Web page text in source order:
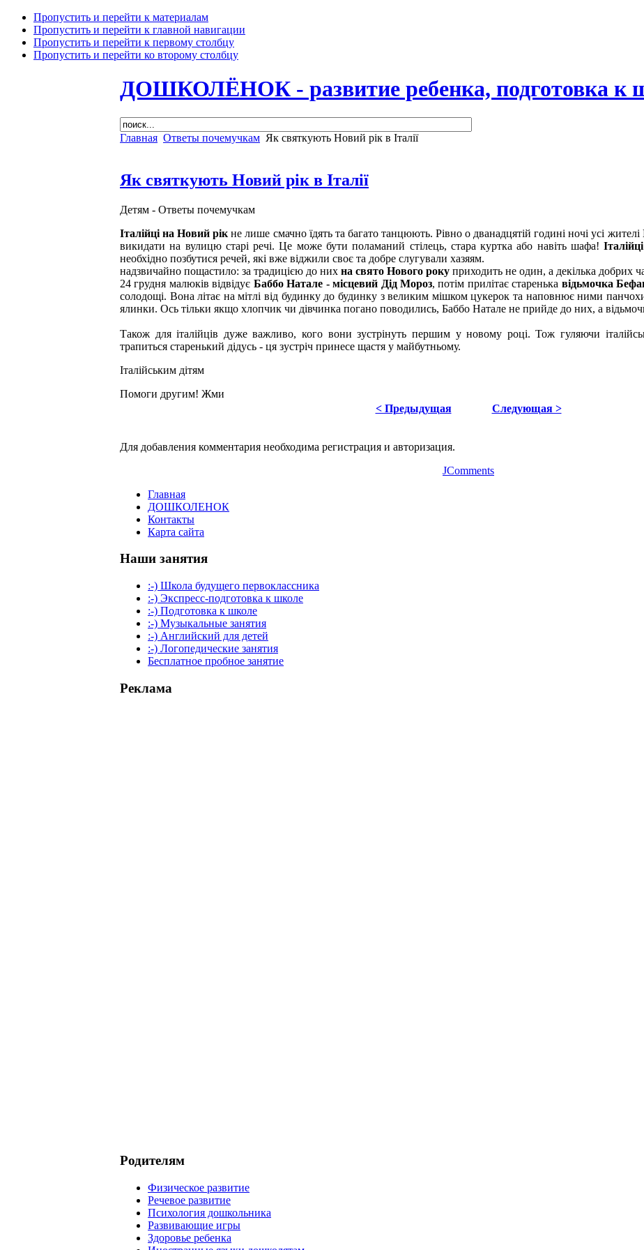
Пропустить и перейти к материалам
Пропустить и перейти к главной навигации
Пропустить и перейти к первому столбцу
Пропустить и перейти ко второму столбцу
ДОШКОЛЁНОК - развитие ребенка, подготовка к
Главная Ответы почемучкам Як святкують Новий рік в Італії
Як святкують Новий рік в Італії
Детям - Ответы почемучкам
Італійці на Новий рік не лише смачно їдять та багато танцюють. Рівно о дванадцятій годині ночі усі жителі
викидати на вулицю старі речі. Це може бути поламаний стілець, стара куртка або навіть шафа!Італійці
необхідно позбутися речей, які вже віджили своє та добре слугували хазяям.
надзвичайно пощастило: за традицією до них на свято Нового року приходить не один, а декілька добрих
24 грудня малюків відвідує Баббо Натале - місцевий Дід Мороз, потім прилітає старенька відьмочка
солодощі. Вона літає на мітлі від будинку до будинку з великим мішком цукерок та наповнює ними
ялинки. Ось тільки якщо хлопчик чи дівчинка погано поводились, Баббо Натале не прийде до них, а
Також для італійців дуже важливо, кого вони зустрінуть першим у новому році. Тож гуляючи
трапиться старенький дідусь - ця зустріч принесе щастя у майбутньому.
Італійським дітям
Помоги другим! Жми
< Предыдущая
Следующая >
Для добавления комментария необходима регистрация и авторизация.
JComments
Главная
ДОШКОЛЕНОК
Контакты
Карта сайта
Наши занятия
:-) Школа будущего первоклассника
:-) Экспресс-подготовка к школе
:-) Подготовка к школе
:-) Музыкальные занятия
:-) Английский для детей
:-) Логопедические занятия
Бесплатное пробное занятие
Реклама
Родителям
Физическое развитие
Речевое развитие
Психология дошкольника
Развивающие игры
Здоровье ребенка